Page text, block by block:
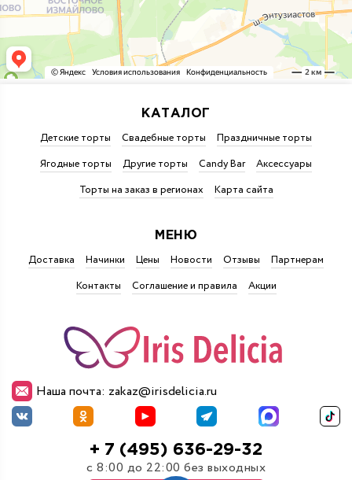
Наша почта: zakaz@irisdelicia.ru
+ 7 (495) 636-29-32
с 8:00 до 22:00 без выходных
КАТАЛОГ
Детские торты Свадебные торты
Праздничные торты
Ягодные торты
Другие торты Candy Bar
Аксессуары
Торты на заказ в регионах
Карта сайта
МЕНЮ
Доставка Начинки Цены Новости Отзывы
Партнерам
Контакты
Соглашение и правила Акции